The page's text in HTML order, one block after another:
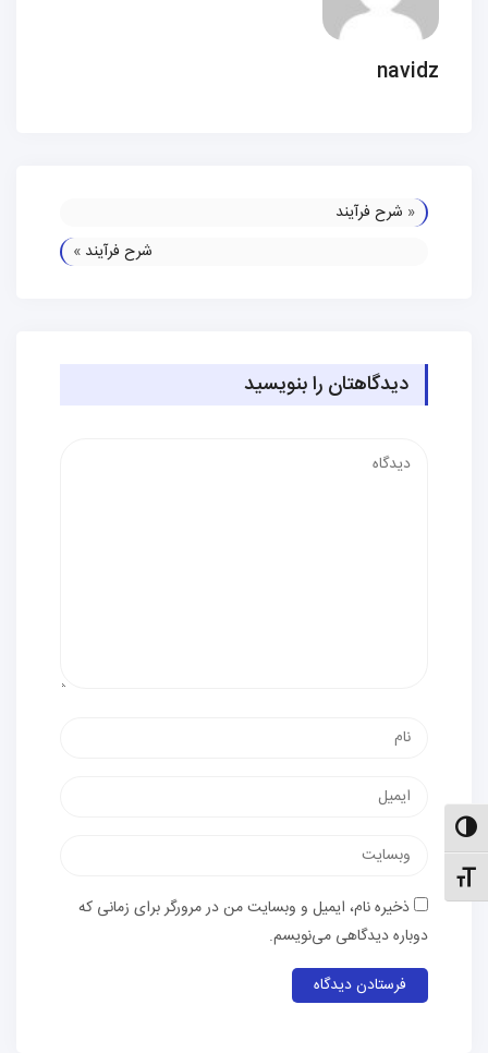
حالت کنتراست بالا
تنظیم اندازهٔ فونت
navidz
« شرح فرآیند
شرح فرآیند »
دیدگاهتان را بنویسید
پست
وب‌سایت
ذخیره نام، ایمیل و وبسایت من در مرورگر برای زمانی که
دوباره دیدگاهی می‌نویسم.